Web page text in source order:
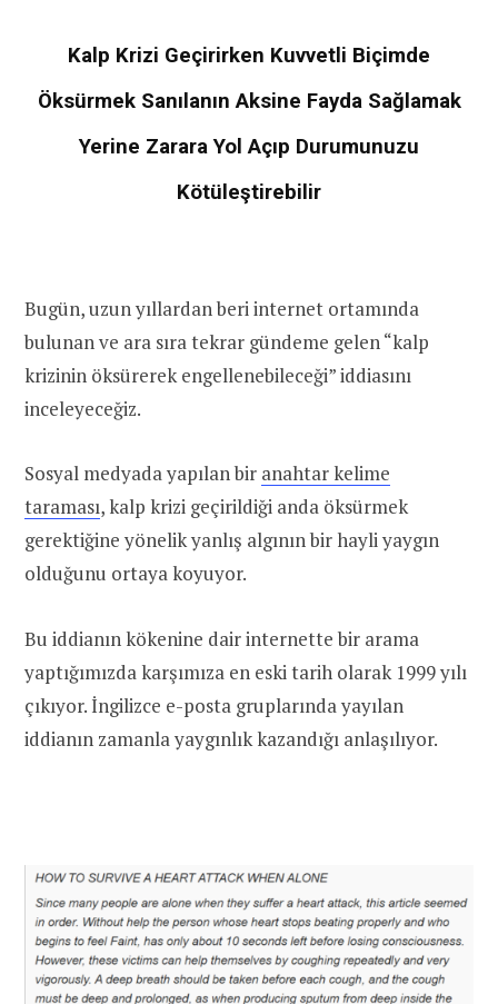
Kalp Krizi Geçirirken Kuvvetli Biçimde
Öksürmek Sanılanın Aksine Fayda Sağlamak
Yerine Zarara Yol Açıp Durumunuzu
Kötüleştirebilir
Bugün, uzun yıllardan beri internet ortamında
bulunan ve ara sıra tekrar gündeme gelen “kalp
krizinin öksürerek engellenebileceği” iddiasını
inceleyeceğiz.
Sosyal medyada yapılan bir anahtar kelime
taraması, kalp krizi geçirildiği anda öksürmek
gerektiğine yönelik yanlış algının bir hayli yaygın
olduğunu ortaya koyuyor.
Bu iddianın kökenine dair internette bir arama
yaptığımızda karşımıza en eski tarih olarak 1999 yılı
çıkıyor. İngilizce e-posta gruplarında yayılan
iddianın zamanla yaygınlık kazandığı anlaşılıyor.